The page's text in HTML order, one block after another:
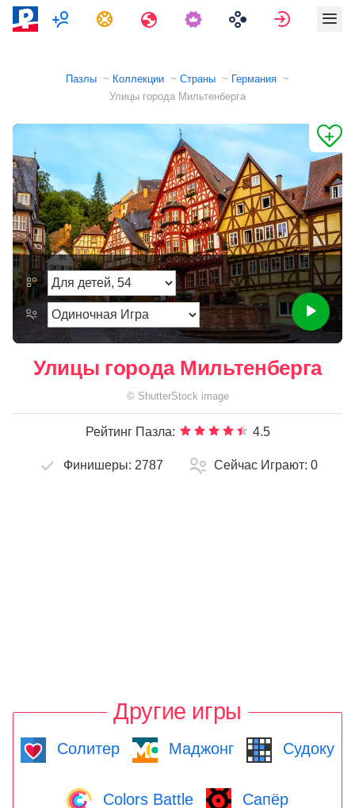
Мультиплеер
Задания Путешествия Войти
Пазлы Коллекции Страны
Германия
Улицы города Мильтенберга
Улицы города Мильтенберга
© ShutterStock image
Рейтинг Пазла: 4.5
Финишеры: 2787 Сейчас Играют: 0
Другие игры
Солитер Маджонг Судоку
Colors Battle Сапёр